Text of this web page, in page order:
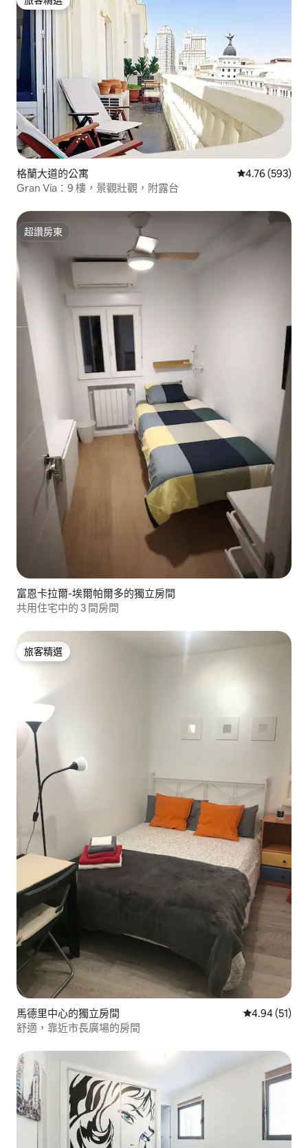
旅客精選
格蘭大道的公寓 從 593 則評價
4.76 (593)
Gran Vía：9 樓，景觀壯觀，附露台
超讚房東
超讚房東
富恩卡拉爾-埃爾帕爾多的獨立房間
共用住宅中的 3 間房間
旅客精選
旅客精選
馬德里中心的獨立房間 從 51 則評價
4.94 (51)
舒適，靠近市長廣場的房間